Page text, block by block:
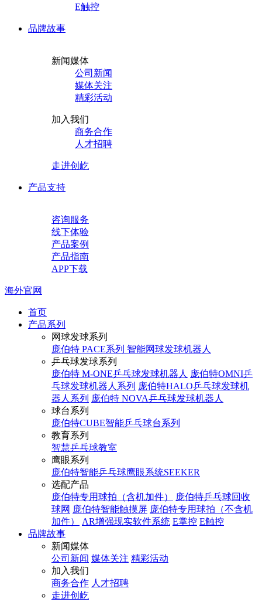
E触控
品牌故事
新闻媒体
公司新闻
媒体关注
精彩活动
加入我们
商务合作
人才招聘
走进创屹
产品支持
咨询服务
线下体验
产品案例
产品指南
APP下载
海外官网
首页
产品系列
网球发球系列
庞伯特 PACE系列 智能网球发球机器人
乒乓球发球系列
庞伯特 M-ONE乒乓球发球机器人 庞伯特OMNI乒
乓球发球机器人系列 庞伯特HALO乒乓球发球机
器人系列 庞伯特 NOVA乒乓球发球机器人
球台系列
庞伯特CUBE智能乒乓球台系列
教育系列
智慧乒乓球教室
鹰眼系列
庞伯特智能乒乓球鹰眼系统SEEKER
选配产品
庞伯特专用球拍（含机加件）
庞伯特乒乓球回收
球网 庞伯特智能触摸屏 庞伯特专用球拍（不含机
加件）
AR增强现实软件系统 E掌控 E触控
品牌故事
新闻媒体
公司新闻 媒体关注 精彩活动
加入我们
商务合作 人才招聘
走进创屹